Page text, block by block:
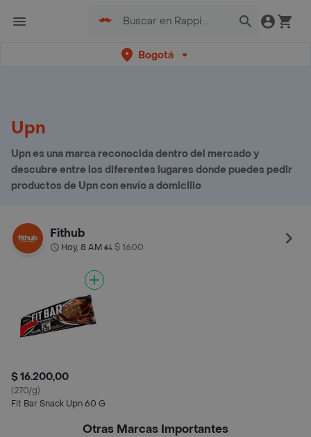
Bogotá
Upn
Upn es una marca reconocida dentro del mercado y
descubre entre los diferentes lugares donde puedes pedir
productos de Upn con envío a domicilio
Fithub
Hoy, 8 AM• $ 1600
$ 16.200,00
(270/g)
Fit Bar Snack Upn 60 G
Otras Marcas Importantes